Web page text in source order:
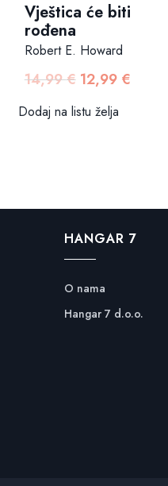
Vještica će biti
rođena
Robert E. Howard
14,99€ Izvorna
bila
12,99 €Trenutna
Dodaj na listu želja
HANGAR 7
O nama
Hangar 7 d.o.o.